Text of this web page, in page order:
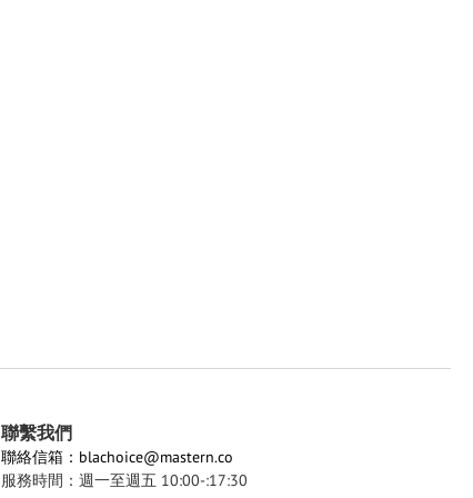
聯繫我們
聯絡信箱：blachoice@mastern.co
服務時間：週一至週五 10:00-:17:30